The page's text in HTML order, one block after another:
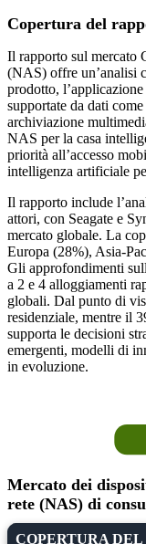
Copertura del
Il rapporto sul mercato
(NAS) offre un’analisi
prodotto,
supportate da dati
archiviazione
NAS per la casa
priorità all’accesso
intelligenza artificiale
Il rapporto include
attori, con Seagate e
mercato globale. La
Europa (28%), Asia-
Gli approfondimenti
a 2 e 4 alloggiamenti
globali. Dal punto di
residenziale, mentre il
supporta le decisioni
emergenti, modelli di
in evoluzione.
Mercato dei
rete (NAS) di
COPERTURA DEL